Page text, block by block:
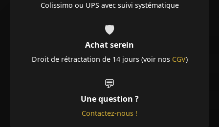
Colissimo ou UPS avec suivi systématique
🛡️
Achat serein
Droit de rétractation de 14 jours (voir nos CGV)
💬
Une question ?
Contactez-nous !